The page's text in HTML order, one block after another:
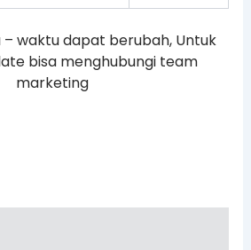
waktu dapat berubah, Untuk
bisa menghubungi team
marketing